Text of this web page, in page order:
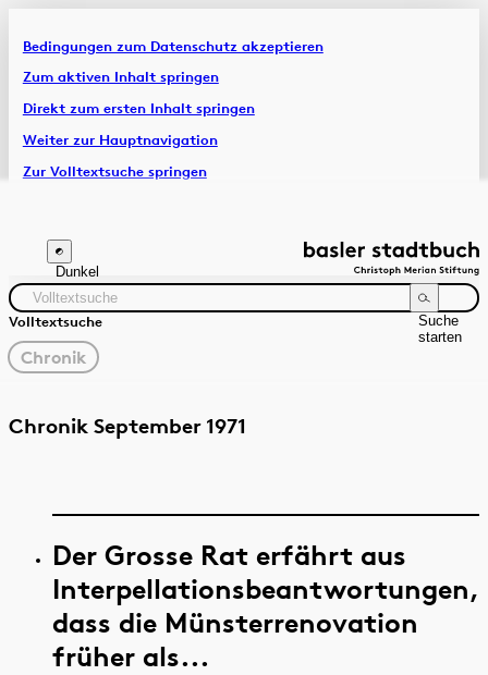
Bedingungen zum Datenschutz akzeptieren
Zum aktiven Inhalt springen
Direkt zum ersten Inhalt springen
Weiter zur Hauptnavigation
Zur Volltextsuche springen
Artikel & Dossiers
Chronik
Dunkel
Volltextsuche
Suche
starten
gewählter
Filter
Chronik
Quelle Zeitraum
Chronik September 1971
Der Grosse Rat erfährt aus
Interpellationsbeantwortungen,
dass die Münsterrenovation
früher als...